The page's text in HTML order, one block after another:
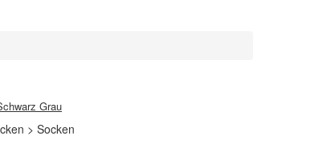
Grau
> Socken